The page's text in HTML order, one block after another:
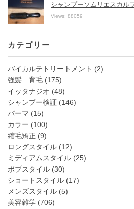
シャンプーソムリエスカル
Views: 88059
カテゴリー
バイカルテトリートメント (2)
強髪 育毛 (175)
イッタナジオ (48)
シャンプー検証 (146)
パーマ (15)
カラー (100)
縮毛矯正 (9)
ロングスタイル (12)
ミディアムスタイル (25)
ボブスタイル (30)
ショートスタイル (17)
メンズスタイル (5)
美容雑学 (706)